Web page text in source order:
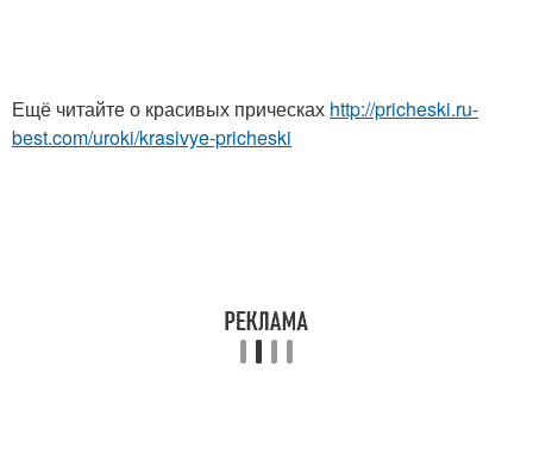
Ещё читайте о красивых прическах http://pricheski.ru-
best.com/uroki/krasivye-pricheski